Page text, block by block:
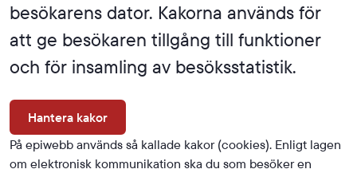
besökarens dator. Kakorna används för
att ge besökaren tillgång till funktioner
och för insamling av besöksstatistik.
Hantera kakor
På epiwebb används så kallade kakor (cookies). Enligt lagen
om elektronisk kommunikation ska du som besöker en